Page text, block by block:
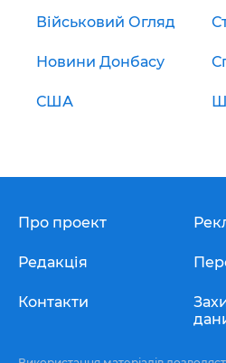
Військовий Огляд
Новини Донбасу
США
Про проект
Редакція
Контакти